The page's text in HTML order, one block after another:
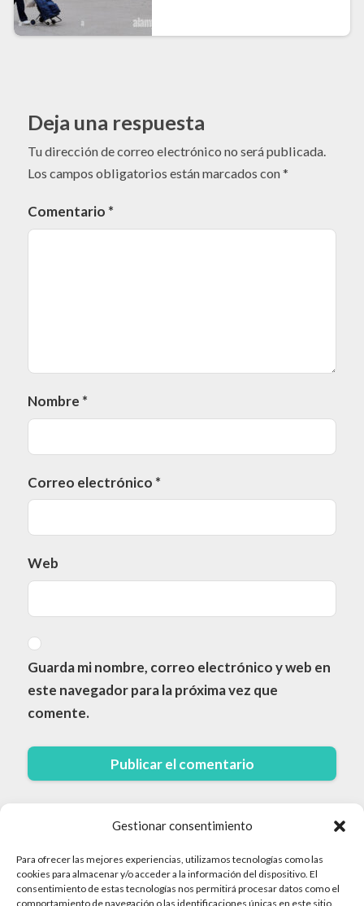
Gestionar consentimiento
Para ofrecer las mejores experiencias, utilizamos tecnologías como las
cookies para almacenar y/o acceder a la información del dispositivo. El
consentimiento de estas tecnologías nos permitirá procesar datos como el
comportamiento de navegación o las identificaciones únicas en este sitio.
Deja una respuesta
Tu dirección de correo electrónico no será publicada.
Los campos obligatorios están marcados con*
Comentario *
Nombre *
Correo electrónico *
Web
Guarda mi nombre, correo electrónico y web en
este navegador para la próxima vez que
comente.